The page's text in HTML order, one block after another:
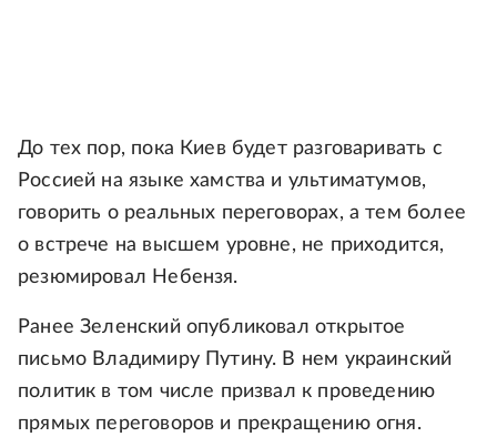
До тех пор, пока Киев будет разговаривать с
Россией на языке хамства и ультиматумов,
говорить о реальных переговорах, а тем более
о встрече на высшем уровне, не приходится,
резюмировал Небензя.
Ранее Зеленский опубликовал открытое
письмо Владимиру Путину. В нем украинский
политик в том числе призвал к проведению
прямых переговоров и прекращению огня.